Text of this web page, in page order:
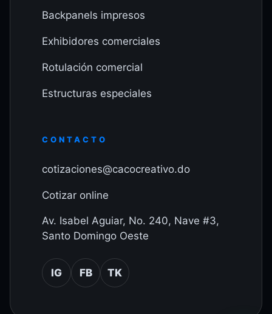
Backpanels impresos
Exhibidores comerciales
Rotulación comercial
Estructuras especiales
CONTACTO
cotizaciones@cacocreativo.do
Cotizar online
Av. Isabel Aguiar, No. 240, Nave #3,
Santo Domingo Oeste
IG FB TK